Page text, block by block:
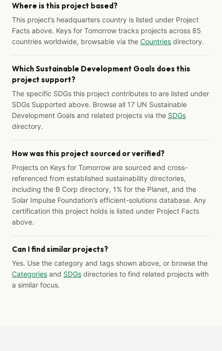
Where is this project based?
This project’s headquarters country is listed under Project
Facts above. Keys for Tomorrow tracks projects across 85
countries worldwide, browsable via the Countries directory.
Which Sustainable Development Goals does this
project support?
The specific SDGs this project contributes to are listed under
SDGs Supported above. Browse all 17 UN Sustainable
Development Goals and related projects via the SDGs
directory.
How was this project sourced or verified?
Projects on Keys for Tomorrow are sourced and cross-
referenced from established sustainability directories,
including the B Corp directory, 1% for the Planet, and the
Solar Impulse Foundation’s efficient-solutions database. Any
certification this project holds is listed under Project Facts
above.
Can I find similar projects?
Yes. Use the category and tags shown above, or browse the
Categories and SDGs directories to find related projects with
a similar focus.